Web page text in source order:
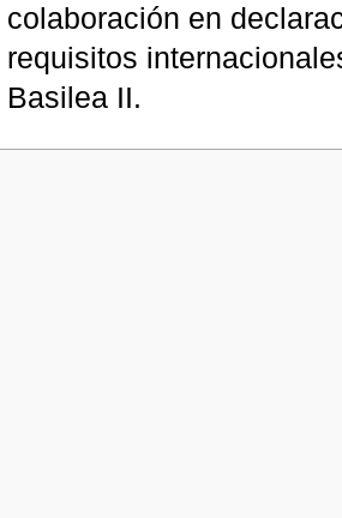
colaboración en
requisitos
Basilea II.